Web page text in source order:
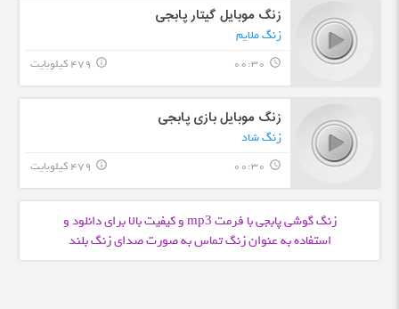
زنگ موبایل گیتار پابجی
زنگ ملایم
query_builder
00:30 479 کیلوبایت info_outline
زنگ موبایل بازی پابجی
زنگ شاد
query_builder
00:30 479 کیلوبایت info_outline
زنگ گوشی پابجی با فرمت mp3 و کیفیت بالا برای دانلود و
استفاده به عنوان زنگ تماس به صورت صدای زنگ بلند